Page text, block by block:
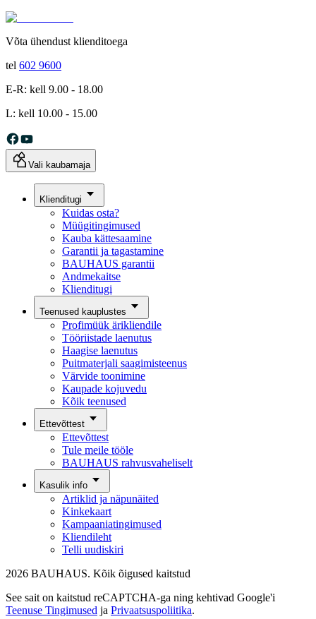
Võta ühendust klienditoega
tel 602 9600
E-R: kell 9.00 - 18.00
L: kell 10.00 - 15.00
Vali kaubamaja
Klienditugi
Kuidas osta?
Müügitingimused
Kauba kättesaamine
Garantii ja tagastamine
BAUHAUS garantii
Andmekaitse
Klienditugi
Teenused kauplustes
Profimüük ärikliendile
Tööriistade laenutus
Haagise laenutus
Puitmaterjali saagimisteenus
Värvide toonimine
Kaupade kojuvedu
Kõik teenused
Ettevõttest
Ettevõttest
Tule meile tööle
BAUHAUS rahvusvaheliselt
Kasulik info
Artiklid ja näpunäited
Kinkekaart
Kampaaniatingimused
Kliendileht
Telli uudiskiri
2026 BAUHAUS. Kõik õigused kaitstud
See sait on kaitstud reCAPTCHA-ga ning kehtivad Google'i
Teenuse Tingimused ja Privaatsuspoliitika.